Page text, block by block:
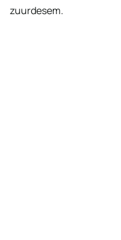
zuurdesem.